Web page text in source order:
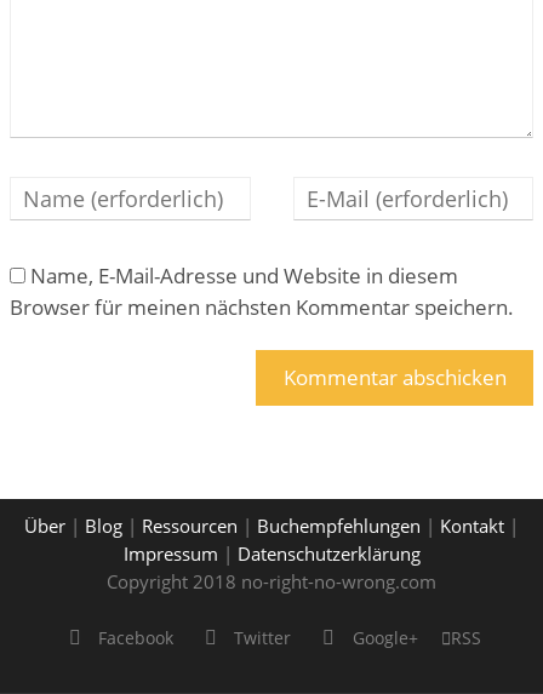
Name, E-Mail-Adresse und Website in diesem
Browser für meinen nächsten Kommentar speichern.
Über | Blog | Ressourcen | Buchempfehlungen | Kontakt |
Impressum | Datenschutzerklärung
Copyright 2018 no-right-no-wrong.com
Facebook Twitter Google+ RSS